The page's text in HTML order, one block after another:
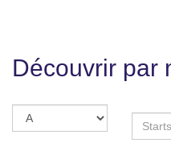
Découvrir par